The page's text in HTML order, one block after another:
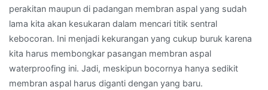
perakitan maupun di padangan membran aspal yang sudah
lama kita akan kesukaran dalam mencari titik sentral
kebocoran. Ini menjadi kekurangan yang cukup buruk karena
kita harus membongkar pasangan membran aspal
waterproofing ini. Jadi, meskipun bocornya hanya sedikit
membran aspal harus diganti dengan yang baru.